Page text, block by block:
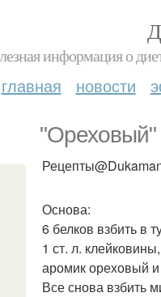
информация о
главная новости
"Ореховый"
Основа:
6 белков взбить в
1 ст. л.
аромик ореховый
Все снова взбить